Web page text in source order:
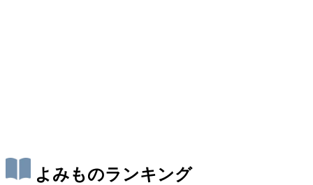
よみものランキング